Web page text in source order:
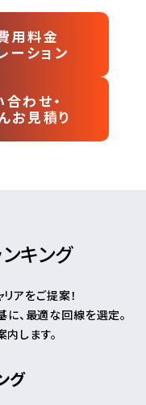
用料金
ーション
わせ・
お見積り
キング
アをご提案！
に、最適な回線を選定。
します。
グ